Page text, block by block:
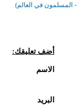
- المسلمون في العالم)
أضف تعليقك:
الاسم
البريد